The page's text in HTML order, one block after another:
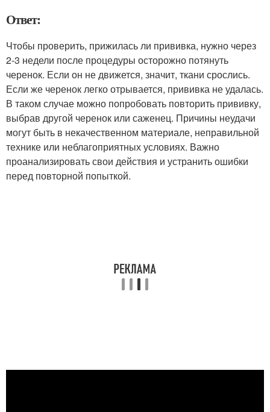
Ответ:
Чтобы проверить, прижилась ли прививка, нужно через
2-3 недели после процедуры осторожно потянуть
черенок. Если он не движется, значит, ткани срослись.
Если же черенок легко отрывается, прививка не удалась.
В таком случае можно попробовать повторить прививку,
выбрав другой черенок или саженец. Причины неудачи
могут быть в некачественном материале, неправильной
технике или неблагоприятных условиях. Важно
проанализировать свои действия и устранить ошибки
перед повторной попыткой.